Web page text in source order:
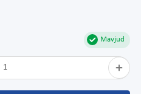
Mavjud
1